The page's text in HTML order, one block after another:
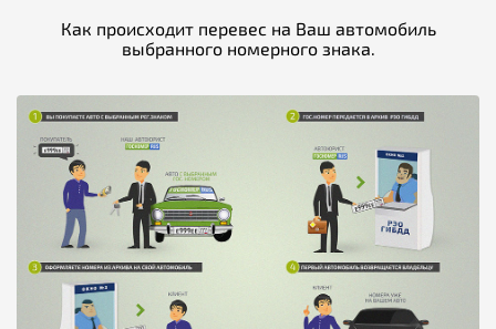
Как происходит перевес на Ваш автомобиль
выбранного номерного знака.